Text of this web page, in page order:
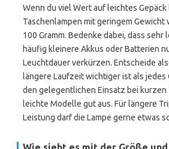
Wenn du viel Wert auf leichtes
Taschenlampen mit geringem
100 Gramm. Bedenke dabei, dass sehr
häufig kleinere Akkus oder Batterien
Leuchtdauer verkürzen. Entscheide
längere Laufzeit wichtiger ist als jedes
den gelegentlichen Einsatz bei
leichte Modelle gut aus. Für längere
Leistung darf die Lampe gerne etwas